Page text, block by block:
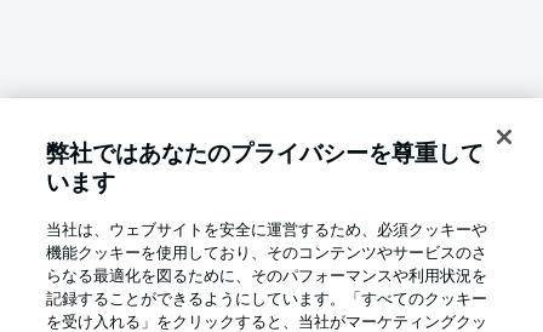
弊社ではあなたのプライバシーを尊重して
います
当社は、ウェブサイトを安全に運営するため、必須クッキーや
機能クッキーを使用しており、そのコンテンツやサービスのさ
らなる最適化を図るために、そのパフォーマンスや利用状況を
記録することができるようにしています。「すべてのクッキー
を受け入れる」をクリックすると、当社がマーケティングクッ